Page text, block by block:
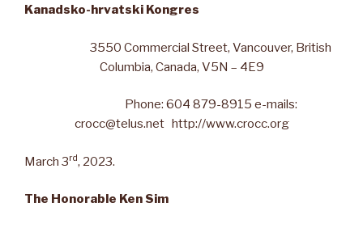
Kanadsko-hrvatski Kongres
3550 Commercial Street, Vancouver, British
Columbia, Canada, V5N – 4E9
Phone: 604 879-8915 e-mails:
crocc@telus.net http://www.crocc.org
March 3rd, 2023.
The Honorable Ken Sim